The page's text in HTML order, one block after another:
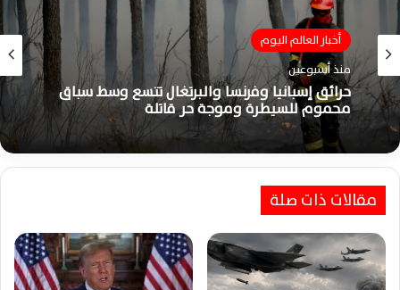
أخبار العالم اليوم
منذ أسبوعين
حرائق إسبانيا وفرنسا والبرتغال تتسع وسط سباق
محموم للسيطرة وموجة حر قاتلة
أخبار العالم اليوم
منذ أسبوعين
ترامب ينشر صورًا بالذكاء الاصطناعي بعد غارات
خارك وتدمير ناقلات النفط الإيرانية
مقالات ذات صلة